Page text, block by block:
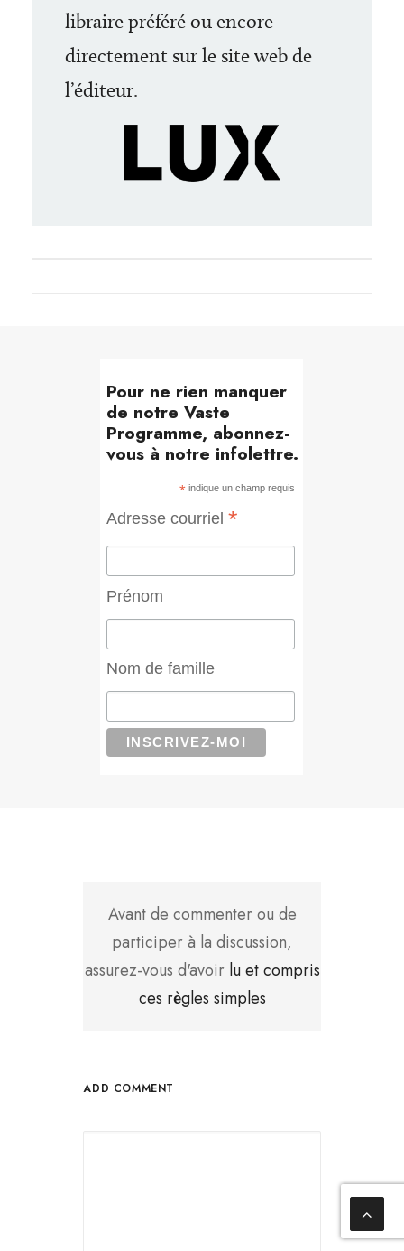
libraire préféré ou encore
directement sur le site web de
l’éditeur.
Pour ne rien manquer
de notre Vaste
Programme, abonnez-
vous à notre infolettre.
* indique un champ requis
Adresse courriel *
Prénom
Nom de famille
Avant de commenter ou de
participer à la discussion,
assurez-vous d'avoir lu et compris
ces règles simples
ADD COMMENT